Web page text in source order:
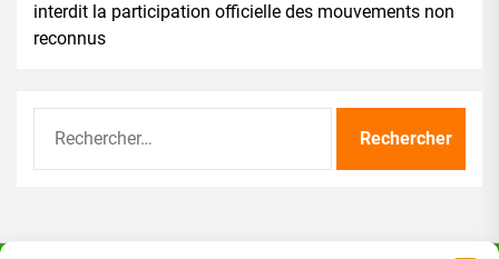
interdit la participation officielle des mouvements non
reconnus